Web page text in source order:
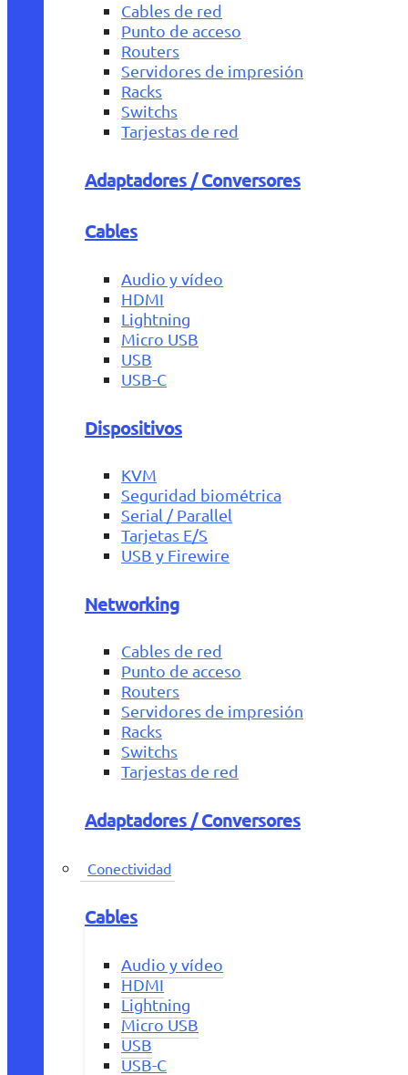
Cables de red
Punto de acceso
Routers
Servidores de impresión
Racks
Switchs
Tarjestas de red
Adaptadores / Conversores
Cables
Audio y vídeo
HDMI
Lightning
Micro USB
USB
USB-C
Dispositivos
KVM
Seguridad biométrica
Serial / Parallel
Tarjetas E/S
USB y Firewire
Networking
Cables de red
Punto de acceso
Routers
Servidores de impresión
Racks
Switchs
Tarjestas de red
Adaptadores / Conversores
Conectividad
Cables
Audio y vídeo
HDMI
Lightning
Micro USB
USB
USB-C